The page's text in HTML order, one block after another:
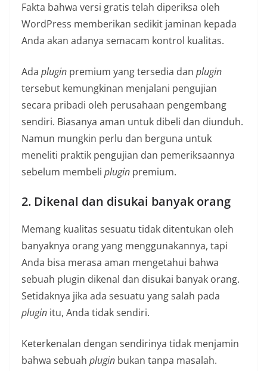
Fakta bahwa versi gratis telah diperiksa oleh
WordPress memberikan sedikit jaminan kepada
Anda akan adanya semacam kontrol kualitas.
Ada plugin premium yang tersedia dan plugin
tersebut kemungkinan menjalani pengujian
secara pribadi oleh perusahaan pengembang
sendiri. Biasanya aman untuk dibeli dan diunduh.
Namun mungkin perlu dan berguna untuk
meneliti praktik pengujian dan pemeriksaannya
sebelum membeli plugin premium.
2. Dikenal dan disukai banyak orang
Memang kualitas sesuatu tidak ditentukan oleh
banyaknya orang yang menggunakannya, tapi
Anda bisa merasa aman mengetahui bahwa
sebuah plugin dikenal dan disukai banyak orang.
Setidaknya jika ada sesuatu yang salah pada
plugin itu, Anda tidak sendiri.
Keterkenalan dengan sendirinya tidak menjamin
bahwa sebuah plugin bukan tanpa masalah.